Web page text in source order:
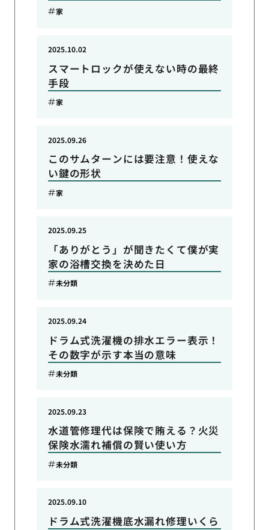
家
スマートロックが使えない時の最終
手段
2025.10.02
家
このサムターンには要注意！使えな
い鍵の形状
2025.09.26
家
「ありがとう」が聞きたくて僕が実
家の浴槽交換を決めた日
2025.09.25
未分類
ドラム式洗濯機の排水エラー表示！
その数字が示す本当の意味
2025.09.24
未分類
水道管修理代は保険で賄える？火災
保険水濡れ補償の賢い使い方
2025.09.23
未分類
ドラム式洗濯機底水漏れ修理いくら
2025.09.10